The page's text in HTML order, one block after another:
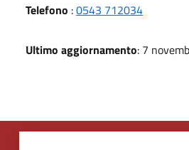
Telefono :0543 712034
Ultimo aggiornamento: 7